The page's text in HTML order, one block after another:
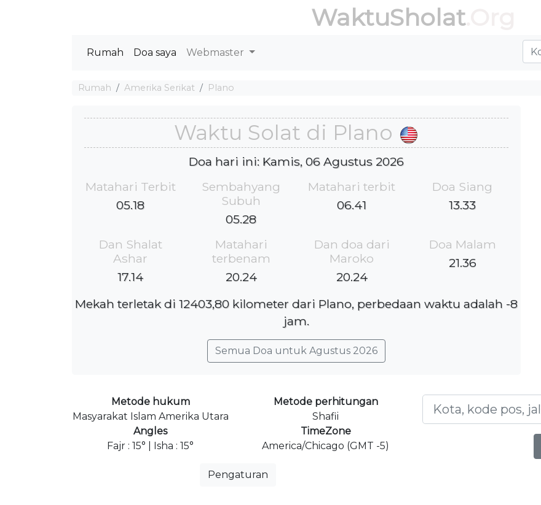
WaktuSholat.Org
Rumah Doa saya Webmaster
Rumah Amerika Serikat Plano
Waktu Solat di Plano
Doa hari ini: Kamis, 06 Agustus 2026
Matahari Terbit
05.18
Sembahyang
Subuh
05.28
Matahari terbit
06.41
Doa Siang
13.33
Dan Shalat
Ashar
17.14
Matahari
terbenam
20.24
Dan doa dari
Maroko
20.24
Doa Malam
21.36
Mekah terletak di 12403,80 kilometer dari Plano, perbedaan waktu adalah -8
jam.
Semua Doa untuk Agustus 2026
Metode hukum
Masyarakat Islam Amerika Utara
Metode perhitungan
Shafii
Angles
Fajr : 15° | Isha : 15°
TimeZone
America/Chicago (GMT -5)
Pengaturan